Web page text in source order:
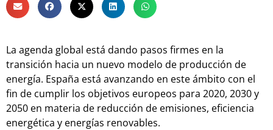
La agenda global está dando pasos firmes en la
transición hacia un nuevo modelo de producción de
energía. España está avanzando en este ámbito con el
fin de cumplir los objetivos europeos para 2020, 2030 y
2050 en materia de reducción de emisiones, eficiencia
energética y energías renovables.